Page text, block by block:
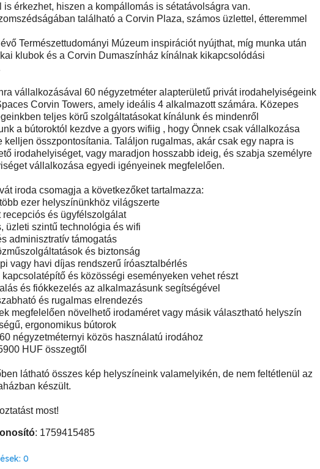
is érkezhet, hiszen a kompállomás is sétatávolságra van.
található a Corvin Plaza, számos üzlettel, étteremmel
Természettudományi Múzeum inspirációt nyújthat, míg munka után
klubok és a Corvin Dumaszínház kínálnak kikapcsolódási
vállalkozásával 60 négyzetméter alapterületű privát irodahelyiségeink
Corvin Towers, amely ideális 4 alkalmazott számára. Közepes
teljes körű szolgáltatásokat kínálunk és mindenről
a bútoroktól kezdve a gyors wifiig , hogy Önnek csak vállalkozása
kelljen összpontosítania. Találjon rugalmas, akár csak egy napra is
irodahelyiséget, vagy maradjon hosszabb ideig, és szabja személyre
vállalkozása egyedi igényeinek megfelelően.
iroda csomagja a következőket tartalmazza:
ezer helyszínünkhöz világszerte
recepciós és ügyfélszolgálat
üzleti szintű technológia és wifi
adminisztratív támogatás
és biztonság
vagy havi díjas rendszerű íróasztalbérlés
kapcsolatépítő és közösségi eseményeken vehet részt
és fiókkezelés az alkalmazásunk segítségével
és rugalmas elrendezés
megfelelően növelhető irodaméret vagy másik választható helyszín
ergonomikus bútorok
négyzetméternyi közös használatú irodához
HUF összegtől
látható összes kép helyszíneink valamelyikén, de nem feltétlenül az
készült.
most!
: 1759415485
0